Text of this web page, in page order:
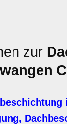
zur